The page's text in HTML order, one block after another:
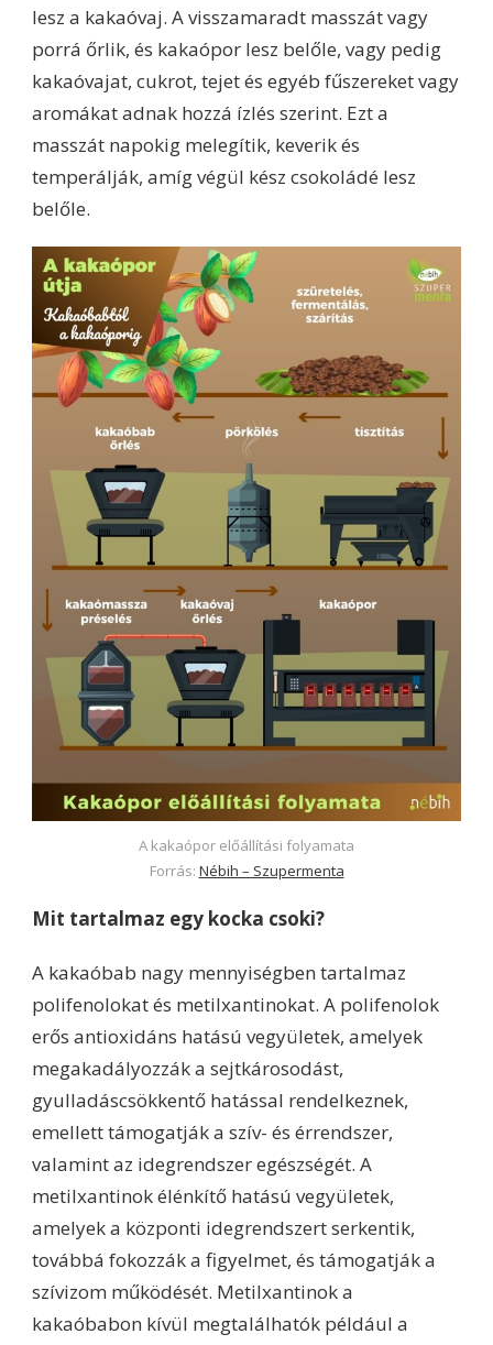
lesz a kakaóvaj. A visszamaradt masszát vagy
porrá őrlik, és kakaópor lesz belőle, vagy pedig
kakaóvajat, cukrot, tejet és egyéb fűszereket vagy
aromákat adnak hozzá ízlés szerint. Ezt a
masszát napokig melegítik, keverik és
temperálják, amíg végül kész csokoládé lesz
belőle.
A kakaópor előállítási folyamata
Forrás: Nébih – Szupermenta
Mit tartalmaz egy kocka csoki?
A kakaóbab nagy mennyiségben tartalmaz
polifenolokat és metilxantinokat. A polifenolok
erős antioxidáns hatású vegyületek, amelyek
megakadályozzák a sejtkárosodást,
gyulladáscsökkentő hatással rendelkeznek,
emellett támogatják a szív- és érrendszer,
valamint az idegrendszer egészségét. A
metilxantinok élénkítő hatású vegyületek,
amelyek a központi idegrendszert serkentik,
továbbá fokozzák a figyelmet, és támogatják a
szívizom működését. Metilxantinok a
kakaóbabon kívül megtalálhatók például a